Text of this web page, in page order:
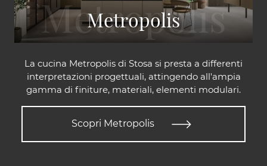
Metropolis
La cucina Metropolis di Stosa si presta a differenti
interpretazioni progettuali, attingendo all'ampia
gamma di finiture, materiali, elementi modulari.
Scopri Metropolis